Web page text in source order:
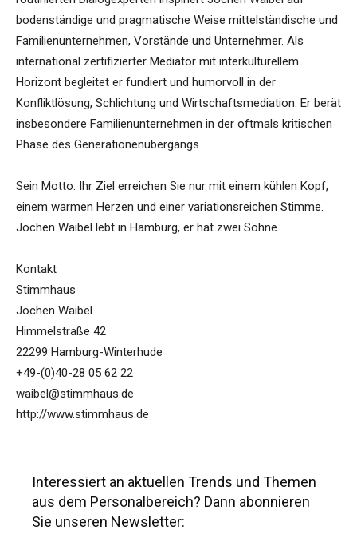
bodenständige und pragmatische Weise mittelständische und
Familienunternehmen, Vorstände und Unternehmer. Als
international zertifizierter Mediator mit interkulturellem
Horizont begleitet er fundiert und humorvoll in der
Konfliktlösung, Schlichtung und Wirtschaftsmediation. Er berät
insbesondere Familienunternehmen in der oftmals kritischen
Phase des Generationenübergangs.
Sein Motto: Ihr Ziel erreichen Sie nur mit einem kühlen Kopf,
einem warmen Herzen und einer variationsreichen Stimme.
Jochen Waibel lebt in Hamburg, er hat zwei Söhne.
Kontakt
Stimmhaus
Jochen Waibel
Himmelstraße 42
22299 Hamburg-Winterhude
+49-(0)40-28 05 62 22
waibel@stimmhaus.de
http://www.stimmhaus.de
Interessiert an aktuellen Trends und Themen
aus dem Personalbereich? Dann abonnieren
Sie unseren Newsletter: